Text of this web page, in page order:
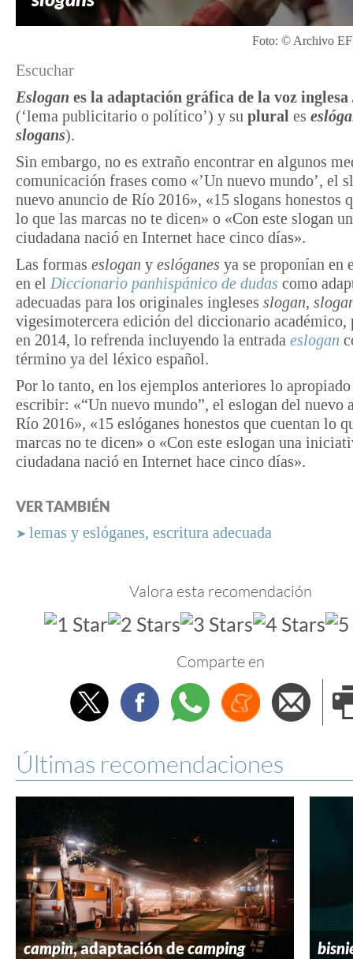
Foto: © Archivo
Escuchar
Eslogan es la adaptación gráfica de la voz inglesa
(‘lema publicitario o político’) y su plural es
slogans).
Sin embargo, no es extraño encontrar en algunos
comunicación frases como «’Un nuevo mundo’, el
nuevo anuncio de Río 2016», «15 slogans honestos
lo que las marcas no te dicen» o «Con este slogan
ciudadana nació en Internet hace cinco días».
Las formas eslogan y eslóganes ya se proponían en
en el Diccionario panhispánico de dudas como
adecuadas para los originales ingleses slogan,
vigesimotercera edición del diccionario académico,
en 2014, lo refrenda incluyendo la entrada eslogan
término ya del léxico español.
Por lo tanto, en los ejemplos anteriores lo
escribir: «“Un nuevo mundo”, el eslogan del nuevo
Río 2016», «15 eslóganes honestos que cuentan lo
marcas no te dicen» o «Con este eslogan una
ciudadana nació en Internet hace cinco días».
VER TAMBIÉN
➤ lemas y eslóganes, escritura adecuada
Valora esta recomendación
Comparte en
TwitterFacebookWhatsappMenéame
Últimas recomendaciones
campin, adaptación decamping